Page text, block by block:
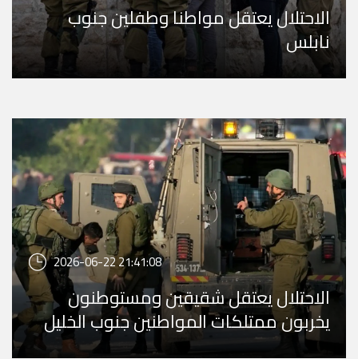
الاحتلال يعتقل مواطنا وطفلين جنوب
نابلس
2026-06-22 21:41:08
الاحتلال يعتقل شقيقين ومستوطنون
يخربون ممتلكات المواطنين جنوب الخليل